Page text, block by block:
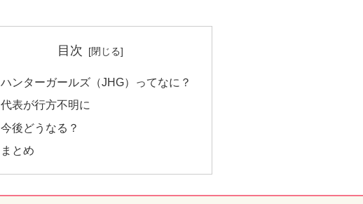
目次
ハンターガールズ（JHG）ってなに？
代表が行方不明に
今後どうなる？
まとめ